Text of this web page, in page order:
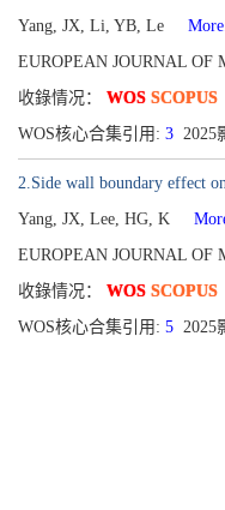
Yang, JX, Li, YB, Le
EUROPEAN JOURNAL OF
收錄情况： WOS SCOPUS
WOS核心合集引用: 3 2025
2.Side wall boundary effect
Yang, JX, Lee, HG, K
EUROPEAN JOURNAL OF
收錄情况： WOS SCOPUS
WOS核心合集引用: 5 2025